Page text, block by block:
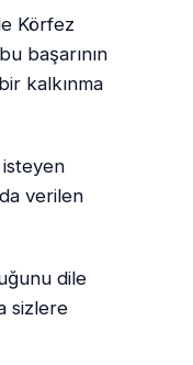
Körfez
başarının
kalkınma
verilen
dile
sizlere